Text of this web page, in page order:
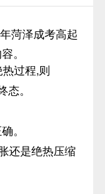
菏泽成考高起
。
过程,则
。
。
还是绝热压缩